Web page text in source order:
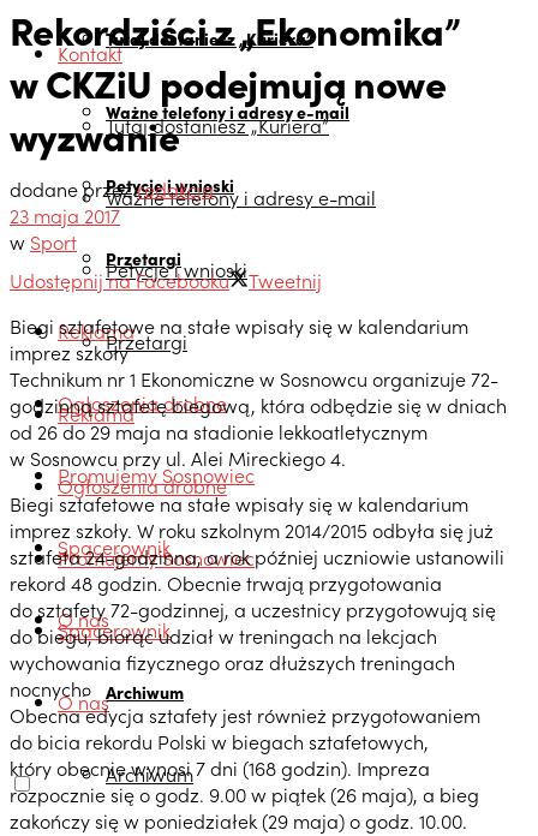
Tutaj dostaniesz „Kuriera”
Ważne telefony i adresy e-mail
Petycje i wnioski
Przetargi
Reklama
Ogłoszenia drobne
Promujemy Sosnowiec
Spacerownik
O nas
Archiwum
Kontakt
Tutaj dostaniesz „Kuriera”
Ważne telefony i adresy e-mail
Petycje i wnioski
Przetargi
Reklama
Ogłoszenia drobne
Promujemy Sosnowiec
Spacerownik
O nas
Archiwum
Rekordziści z „Ekonomika”
w CKZiU podejmują nowe
wyzwanie
dodane przezredakcja
23 maja 2017
w Sport
Udostępnij na Facebooku
Tweetnij
Biegi sztafetowe na stałe wpisały się w kalendarium
imprez szkoły
Technikum nr 1 Ekonomiczne w Sosnowcu organizuje 72-
godzinną sztafetę biegową, która odbędzie się w dniach
od 26 do 29 maja na stadionie lekkoatletycznym
w Sosnowcu przy ul. Alei Mireckiego 4.
Biegi sztafetowe na stałe wpisały się w kalendarium
imprez szkoły. W roku szkolnym 2014/2015 odbyła się już
sztafeta 24-godzinna, a rok później uczniowie ustanowili
rekord 48 godzin. Obecnie trwają przygotowania
do sztafety 72-godzinnej, a uczestnicy przygotowują się
do biegu, biorąc udział w treningach na lekcjach
wychowania fizycznego oraz dłuższych treningach
nocnych.
Obecna edycja sztafety jest również przygotowaniem
do bicia rekordu Polski w biegach sztafetowych,
który obecnie wynosi 7 dni (168 godzin). Impreza
rozpocznie się o godz. 9.00 w piątek (26 maja), a bieg
zakończy się w poniedziałek (29 maja) o godz. 10.00.